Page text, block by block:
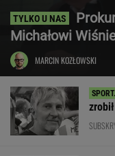
Michałowi
MARCIN KOZŁOWSKI